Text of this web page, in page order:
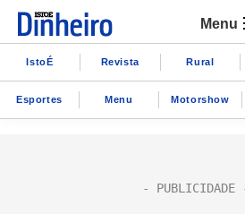
Menu
IstoÉ Revista Rural
Esportes Menu Motorshow